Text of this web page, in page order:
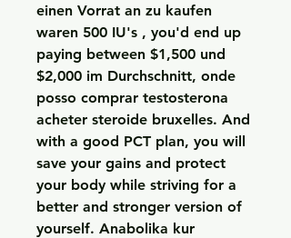
einen Vorrat an zu kaufen
waren 500 IU's , you'd end up
paying between $1,500 und
$2,000 im Durchschnitt, onde
posso comprar testosterona
acheter steroide bruxelles. And
with a good PCT plan, you will
save your gains and protect
your body while striving for a
better and stronger version of
yourself. Anabolika kur